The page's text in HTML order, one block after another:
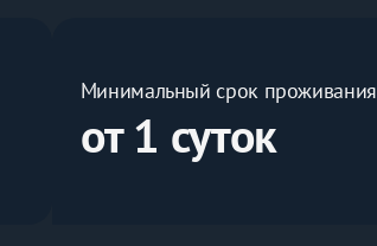
Минимальный срок проживания
от 1 суток